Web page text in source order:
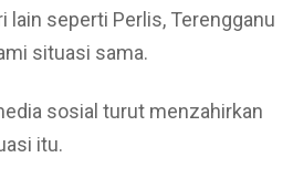
lain seperti Perlis, Terengganu
situasi sama.
sosial turut menzahirkan
itu.